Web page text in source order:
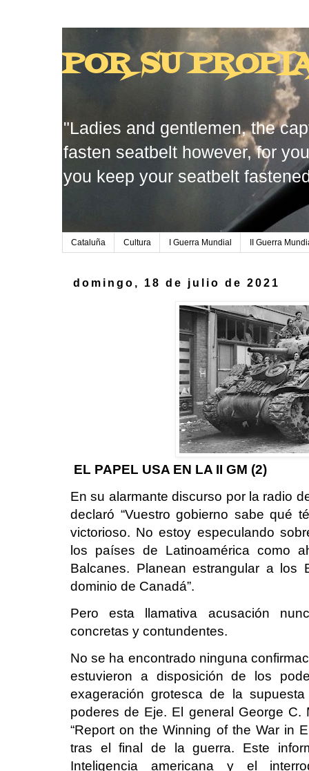
POR SU
"Ladies and gentlemen, the
fasten seatbelt however, for
you keep your seatbelt
Cataluña Cultura I Guerra Mundial II Guerra
domingo, 18 de julio de 2021
EL PAPEL USA EN LA II GM (2)
En su alarmante discurso por la radio
declaró “Vuestro gobierno sabe qué
victorioso. No estoy especulando
los países de Latinoamérica como
Balcanes. Planean estrangular a los
dominio de Canadá”.
Pero esta llamativa acusación
concretas y contundentes.
No se ha encontrado ninguna
estuvieron a disposición de los
exageración grotesca de la
poderes de Eje. El general George
“Report on the Winning of the War in
tras el final de la guerra. Este
Inteligencia americana y el